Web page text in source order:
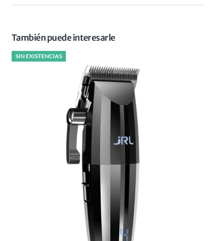
También puede interesarle
SIN EXISTENCIAS